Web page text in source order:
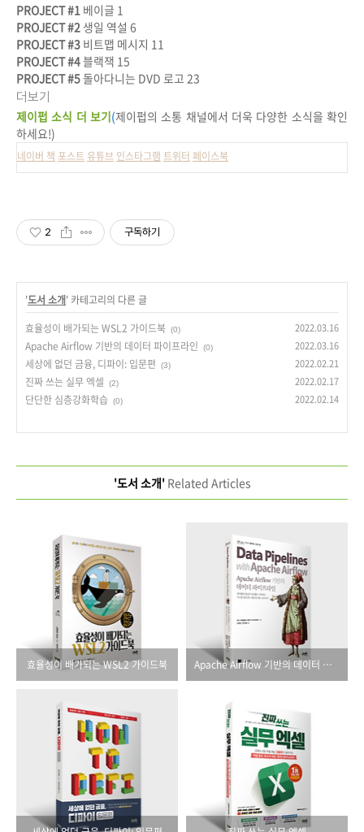
PROJECT #1 베이글 1
PROJECT #2 생일 역설 6
PROJECT #3 비트맵 메시지 11
PROJECT #4블랙잭 15
PROJECT #5돌아다니는 DVD 로고 23
더보기
제이펍 소식 더 보기(제이펍의 소통 채널에서 더욱 다양한 소식을 확인
하세요!)
네이버 책 포스트 유튜브 인스타그램 트위터 페이스북
2 구독하기
'도서 소개' 카테고리의 다른 글
효율성이 배가되는 WSL2 가이드북 (0) 2022.03.16
Apache Airflow 기반의 데이터 파이프라인 (0) 2022.03.16
세상에 없던 금융, 디파이: 입문편 (3) 2022.02.21
진짜 쓰는 실무 엑셀 (2) 2022.02.17
단단한 심층강화학습 (0) 2022.02.14
'도서 소개'Related Articles
효율성이 배가되는 WSL2 가이드북 Apache Airflow 기반의 데이터 파이프라인